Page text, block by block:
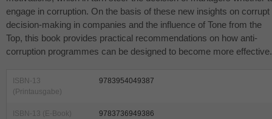
engage in corruption. On the basis of these new insights on corrupt
decision-making in companies and the influence of Tone from the
Top, this book provides practical recommendations on how anti-
corruption programmes can be designed to become more effective.
ISBN-13
(Printausgabe)
9783954049387
ISBN-13 (E-Book) 9783736949386